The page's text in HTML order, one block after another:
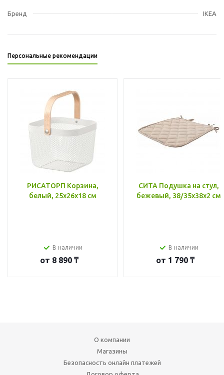
Бренд IKEA
Персональные рекомендации
РИСАТОРП Корзина,
белый, 25x26x18 см
В наличии
от 8 890 ₸
СИТА Подушка на стул,
бежевый, 38/35x38x2 см
В наличии
от 1 790 ₸
О компании
Магазины
Безопасность онлайн платежей